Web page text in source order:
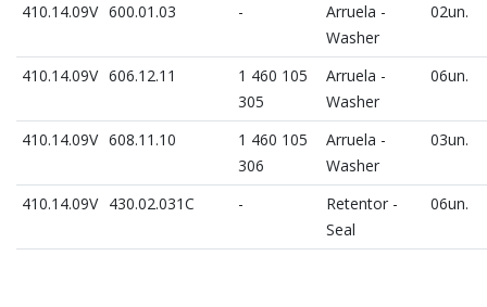
410.14.09V 600.01.03 -
Arruela -
Washer
02un.
410.14.09V 606.12.11
1 460 105
305
Arruela -
Washer
06un.
410.14.09V 608.11.10
1 460 105
306
Arruela -
Washer
03un.
410.14.09V 430.02.031C -
Retentor -
Seal
06un.